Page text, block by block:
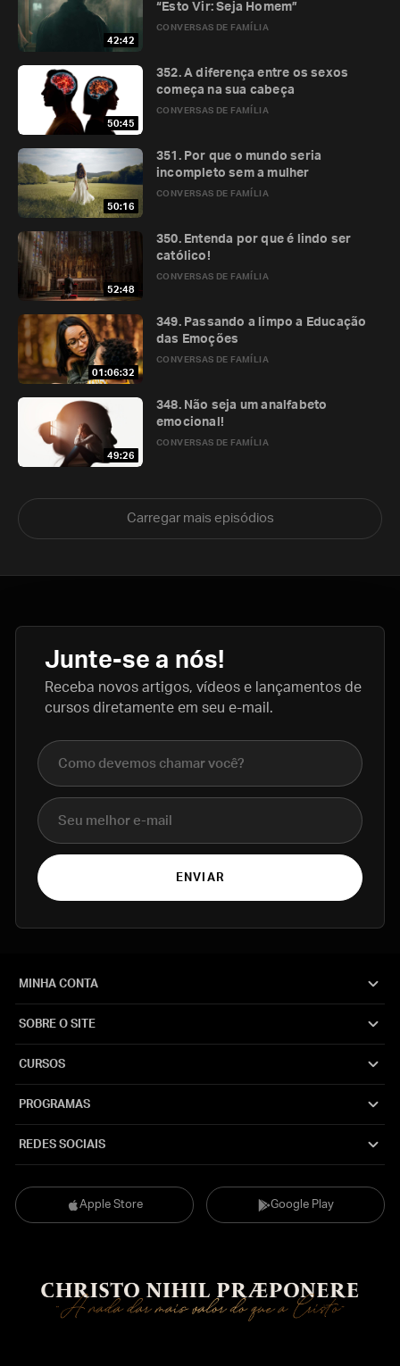
42:42
CONVERSAS DE FAMÍLIA
“Esto Vir: Seja Homem”
50:45
CONVERSAS DE FAMÍLIA
352. A diferença entre os sexos
começa na sua cabeça
50:16
CONVERSAS DE FAMÍLIA
351. Por que o mundo seria
incompleto sem a mulher
52:48
CONVERSAS DE FAMÍLIA
350. Entenda por que é lindo ser
católico!
01:06:32
CONVERSAS DE FAMÍLIA
349. Passando a limpo a Educação
das Emoções
49:26
CONVERSAS DE FAMÍLIA
348. Não seja um analfabeto
emocional!
Carregar mais episódios
Junte-se a nós!
Receba novos artigos, vídeos e lançamentos de
cursos diretamente em seu e-mail.
Nome completo
E-mail
ENVIAR
Apple Store Google Play
MINHA CONTA
SOBRE O SITE
CURSOS
PROGRAMAS
REDES SOCIAIS